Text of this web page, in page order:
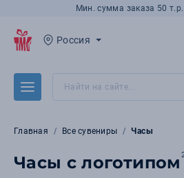
Мин. сумма заказа 50
Россия
Главная Все сувениры Часы
Часы с логотипом